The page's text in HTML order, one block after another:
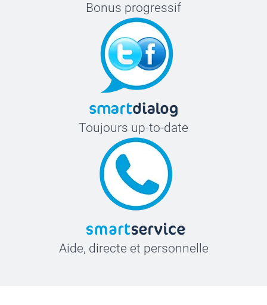
Bonus progressif
Toujours up-to-date
Aide, directe et personnelle